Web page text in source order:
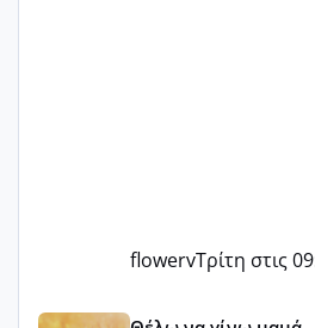
flowervΤρίτη στις
Αύγουστος ήρθε ξανά γεμάτος